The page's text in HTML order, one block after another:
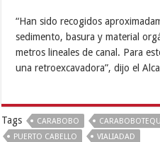
“Han sido recogidos
sedimento, basura y material
metros lineales de canal. Para
una retroexcavadora”, dijo el
Tags CARABOBO
PUERTO CABELLO
VIALIADAD